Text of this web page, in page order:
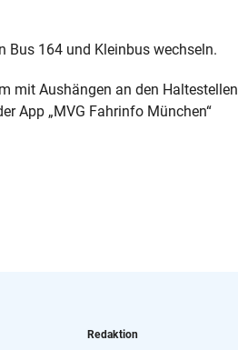
Bus 164 und Kleinbus wechseln.
mit Aushängen an den Haltestellen
App „MVG Fahrinfo München“
Redaktion